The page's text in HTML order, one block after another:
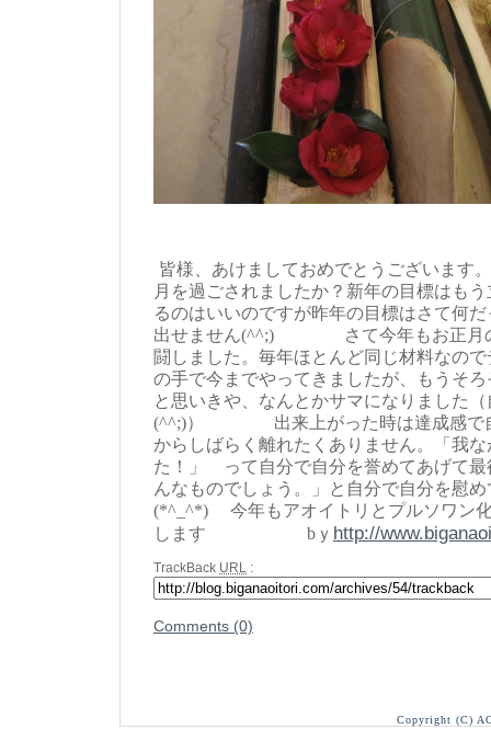
皆様、あけましておめでとうございます
月を過ごされましたか？新年の目標はも
るのはいいのですが昨年の目標はさて何
出せません(^^;) さて今年もお正月の
闘しました。毎年ほとんど同じ材料なの
の手で今までやってきましたが、もうそ
と思いきや、なんとかサマになりました
(^^;)） 出来上がった時は達成感で自
からしばらく離れたくありません。「我
た！」 って自分で自分を誉めてあげて最
んなものでしょう。」と自分で自分を慰
(*^_^*) 今年もアオイトリとプルソワン
します bｙ http://
TrackBack URL :
Comments (0)
Copyright (C)